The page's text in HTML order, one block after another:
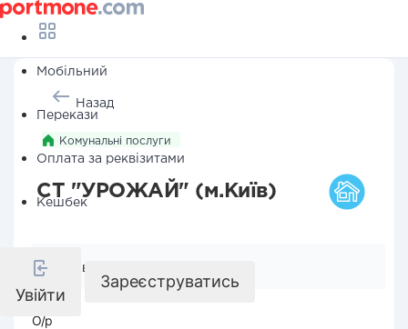
Мобільний
Перекази
Оплата за реквізитами
Кешбек
Увійти
Зареєструватись
Назад
Комунальні послуги
СТ "УРОЖАЙ" (м.Київ)
Реквізити компанії
О/р